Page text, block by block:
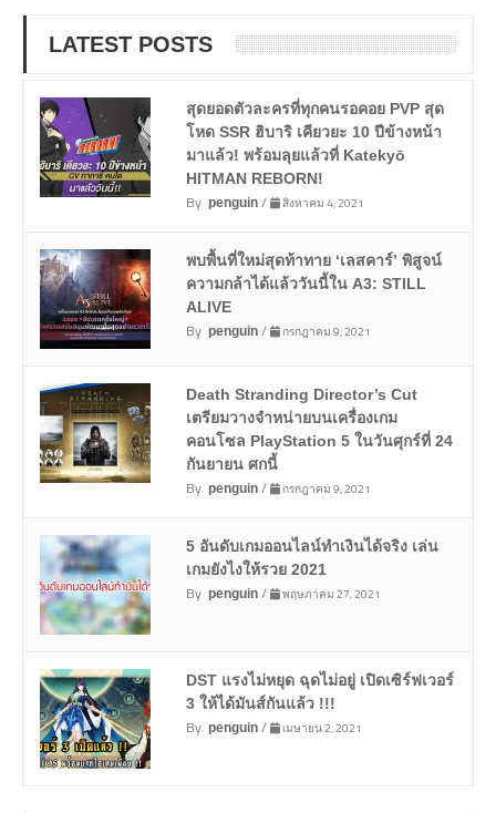
LATEST POSTS
สุดยอดตัวละครที่ทุกคนรอคอย PVP สุด
โหด SSR ฮิบาริ เคียวยะ 10 ปีข้างหน้า
มาแล้ว! พร้อมลุยแล้วที่ Katekyō
HITMAN REBORN!
By penguin/ สิงหาคม 4, 2021
พบพื้นที่ใหม่สุดท้าทาย ‘เลสคาร์’ พิสูจน์
ความกล้าได้แล้ววันนี้ใน A3: STILL
ALIVE
By penguin/ กรกฎาคม 9, 2021
Death Stranding Director’s Cut
เตรียมวางจำหน่ายบนเครื่องเกม
คอนโซล PlayStation 5 ในวันศุกร์ที่ 24
กันยายน ศกนี้
By penguin/ กรกฎาคม 9, 2021
5 อันดับเกมออนไลน์ทำเงินได้จริง เล่น
เกมยังไงให้รวย 2021
By penguin/ พฤษภาคม 27, 2021
DST แรงไม่หยุด ฉุดไม่อยู่ เปิดเซิร์ฟเวอร์
3 ให้ได้มันส์กันแล้ว !!!
By penguin/ เมษายน 2, 2021